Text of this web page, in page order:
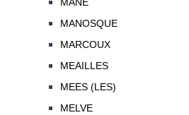
MANE
MANOSQUE
MARCOUX
MEAILLES
MEES (LES)
MELVE